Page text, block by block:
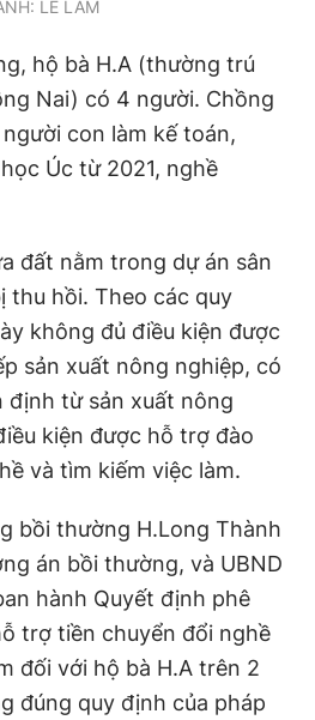
LÊ LÂM
hộ bà H.A (thường trú
Nai) có 4 người. Chồng
con làm kế toán,
Úc từ 2021, nghề
đất nằm trong dự án sân
thu hồi. Theo các quy
không đủ điều kiện được
sản xuất nông nghiệp, có
định từ sản xuất nông
kiện được hỗ trợ đào
và tìm kiếm việc làm.
bồi thường H.Long Thành
án bồi thường, và UBND
hành Quyết định phê
trợ tiền chuyển đổi nghề
đối với hộ bà H.A trên 2
đúng quy định của pháp